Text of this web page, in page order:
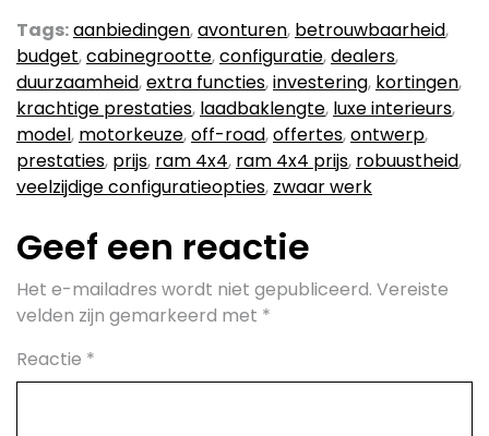
Tags:aanbiedingen,avonturen, betrouwbaarheid,
budget,cabinegrootte,configuratie,dealers,
duurzaamheid,extra functies,investering, kortingen,
krachtige prestaties, laadbaklengte, luxe interieurs,
model, motorkeuze,off-road,offertes,ontwerp,
prestaties, prijs, ram 4x4, ram 4x4 prijs, robuustheid,
veelzijdige configuratieopties, zwaar werk
Geef een reactie
Het e-mailadres wordt niet gepubliceerd. Vereiste
velden zijn gemarkeerd met *
Reactie *